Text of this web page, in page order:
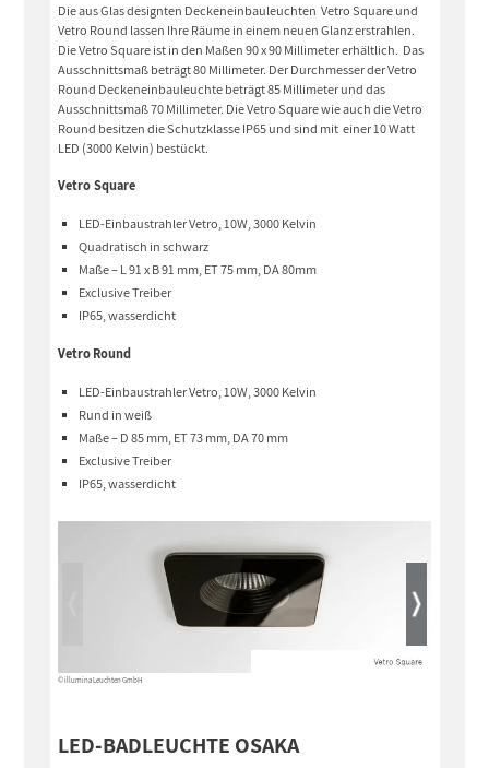
Die aus Glas designten Deckeneinbauleuchten Vetro Square und
Vetro Round lassen Ihre Räume in einem neuen Glanz erstrahlen.
Die Vetro Square ist in den Maßen 90 x 90 Millimeter erhältlich. Das
Ausschnittsmaß beträgt 80 Millimeter. Der Durchmesser der Vetro
Round Deckeneinbauleuchte beträgt 85 Millimeter und das
Ausschnittsmaß 70 Millimeter. Die Vetro Square wie auch die Vetro
Round besitzen die Schutzklasse IP65 und sind mit einer 10 Watt
LED (3000 Kelvin) bestückt.
Vetro Square
LED-Einbaustrahler Vetro, 10W, 3000 Kelvin
Quadratisch in schwarz
Maße – L 91 x B 91 mm, ET 75 mm, DA 80mm
Exclusive Treiber
IP65, wasserdicht
Vetro Round
LED-Einbaustrahler Vetro, 10W, 3000 Kelvin
Rund in weiß
Maße – D 85 mm, ET 73 mm, DA 70 mm
Exclusive Treiber
IP65, wasserdicht
© illumina Leuchten GmbH
LED-BADLEUCHTE OSAKA